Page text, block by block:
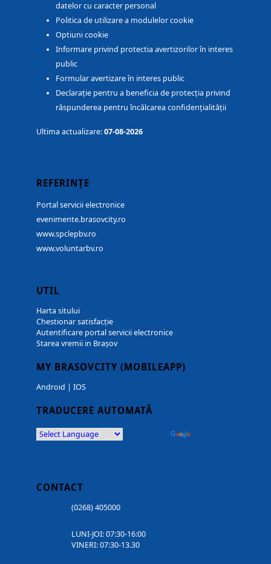
datelor cu caracter personal
Politica de utilizare a modulelor cookie
Optiuni cookie
Informare privind protectia avertizorilor în interes
public
Formular avertizare în interes public
Declarație pentru a beneficia de protecția privind
răspunderea pentru încălcarea confidențialității
Ultima actualizare:07-08-2026
REFERINȚE
Portal servicii electronice
evenimente.brasovcity.ro
www.spclepbv.ro
www.voluntarbv.ro
UTIL
Harta sitului
Chestionar satisfacție
Autentificare portal servicii electronice
Starea vremii in Brașov
MY BRASOVCITY (MOBILEAPP)
Android | IOS
TRADUCERE AUTOMATĂ
CONTACT
(0268) 405000
LUNI-JOI: 07:30-16:00
VINERI: 07:30-13.30